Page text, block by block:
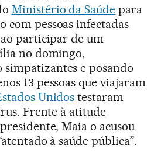
Ministério da Saúde para
com pessoas infectadas
participar de um
no domingo,
e posando
13 pessoas que viajaram
Unidos testaram
Frente à atitude
Maia o acusou
à saúde pública”.